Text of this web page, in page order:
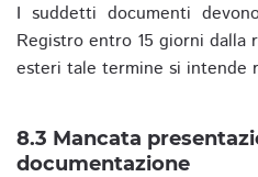
I suddetti documenti
Registro entro 15 giorni dalla
esteri tale termine si intende
8.3 Mancata
documentazione